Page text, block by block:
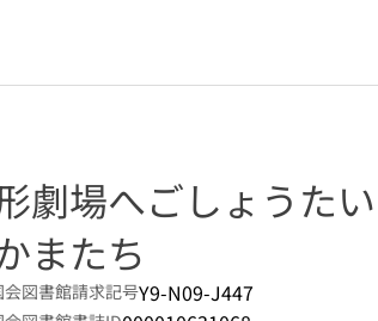
ジへのリンク
劇場へごしょうた
またち
会図書館請求記号Y9-N09-J447